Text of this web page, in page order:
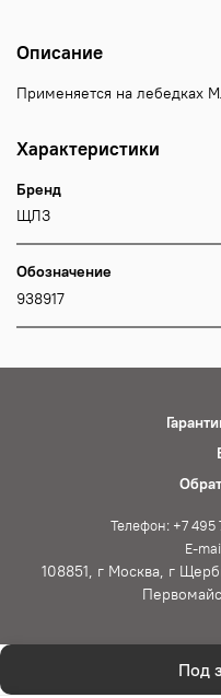
Под
Описание
Применяется на лебедках
Характеристики
Бренд
ЩЛЗ
Обозначение
938917
Телефон: +7 495
E-
108851, г Москва, г